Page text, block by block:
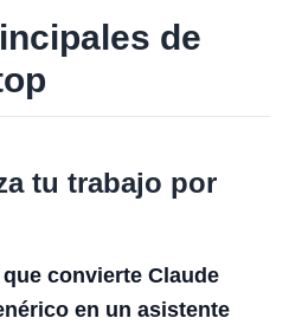
de
tu trabajo por
convierte Claude
en un asistente